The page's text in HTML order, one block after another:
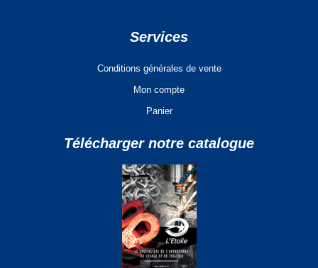
Services
Conditions générales de vente
Mon compte
Panier
Télécharger notre catalogue